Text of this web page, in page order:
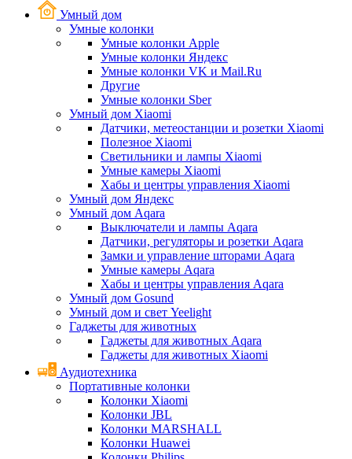
Умный дом
Умные колонки
Умные колонки Apple
Умные колонки Яндекс
Умные колонки VK и Mail.Ru
Другие
Умные колонки Sber
Умный дом Xiaomi
Датчики, метеостанции и розетки Xiaomi
Полезное Xiaomi
Светильники и лампы Xiaomi
Умные камеры Xiaomi
Хабы и центры управления Xiaomi
Умный дом Яндекс
Умный дом Aqara
Выключатели и лампы Aqara
Датчики, регуляторы и розетки Aqara
Замки и управление шторами Aqara
Умные камеры Aqara
Хабы и центры управления Aqara
Умный дом Gosund
Умный дом и свет Yeelight
Гаджеты для животных
Гаджеты для животных Aqara
Гаджеты для животных Xiaomi
Аудиотехника
Портативные колонки
Колонки Xiaomi
Колонки JBL
Колонки MARSHALL
Колонки Huawei